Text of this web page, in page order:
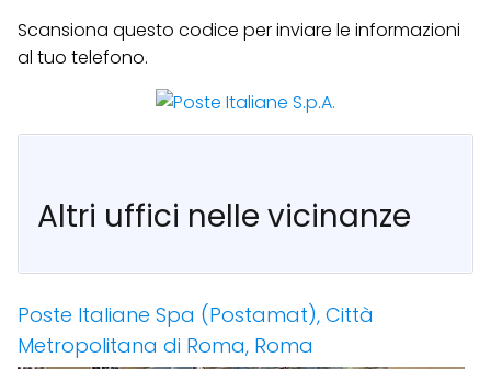
Scansiona questo codice per inviare le informazioni
al tuo telefono.
Altri uffici nelle vicinanze
Poste Italiane Spa (Postamat), Città
Metropolitana di Roma, Roma